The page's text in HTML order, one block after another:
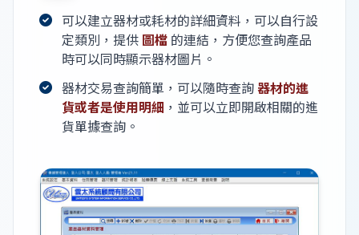
可以建立器材或耗材的詳細資料，可以自行設
定類別，提供 圖檔 的連結，方便您查詢產品
時可以同時顯示器材圖片。
器材交易查詢簡單，可以隨時查詢器材的進
貨或者是使用明細 ，並可以立即開啟相關的進
貨單據查詢。